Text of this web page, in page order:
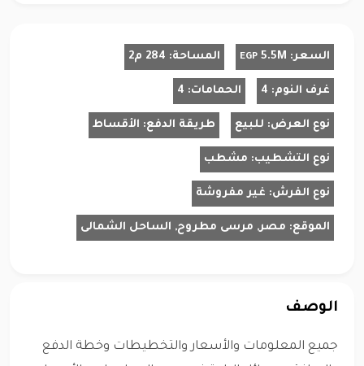
السعر: 5.5M
EGP المساحة: 284 م2
غرف النوم: 4 الحمامات: 4
نوع العرض: للبيع طريقة الدفع: الأقساط
نوع التشطيب: مشطب
نوع الفرش: غير مفروشة
الموقع: مصر, مرسى مطروح, الساحل الشمالى
الوصف
جميع المعلومات والأسعار والتخطيطات وخطة الدفع